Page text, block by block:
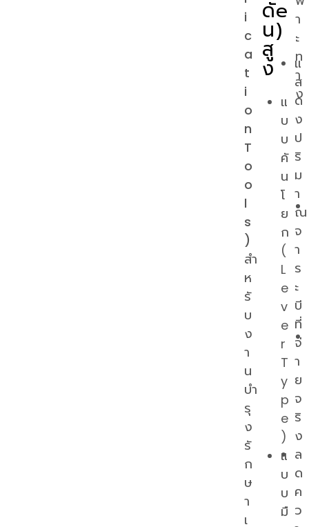
i
c
a
t
i
o
n
T
o
o
l
s
)
สำ
ห
รั
บ
ง
า
น
บำ
รุ
ง
รั
ก
ษ
า
เ
ดั
น
สู
ง
แ
บ
บ
คั
น
โ
ย
ก
(
L
e
v
e
r
T
y
p
e
)
แ
บ
บ
มื
e
)
แ
ส
ด
ง
ป
ริ
ม
า
ณ
จ
า
ร
ะ
บี
ที่
จ่
า
ย
จ
ริ
ง
ล
ด
ค
ว
า
ะ
ท
า
ง